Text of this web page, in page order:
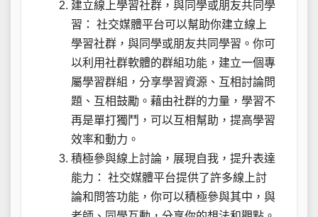
建立線上學習社群，與同學或朋友共同學
習： 社交媒體平台可以幫助你建立線上
學習社群，與同學或朋友共同學習。你可
以利用社群軟體的群組功能，建立一個專
屬學習群組，分享學習資源、互相討論問
題、互相鼓勵。藉由社群的力量，學習不
再是單打獨鬥，可以互相幫助，提高學習
效率和動力。
積極參與線上討論，展現自我，提升表達
能力： 社交媒體平台提供了許多線上討
論和問答功能，你可以積極參與其中，與